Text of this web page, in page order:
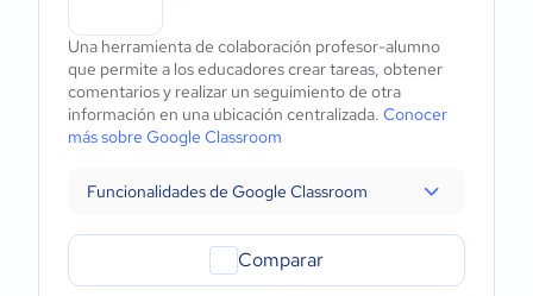
Una herramienta de colaboración profesor-alumno
que permite a los educadores crear tareas, obtener
comentarios y realizar un seguimiento de otra
información en una ubicación centralizada. Conocer
más sobre Google Classroom
Funcionalidades de Google Classroom
Comparar